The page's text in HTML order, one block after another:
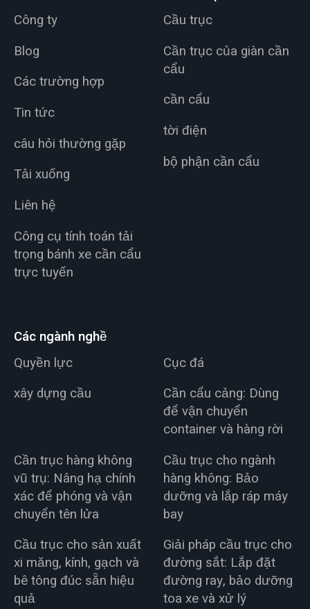
Công ty
Blog
Các trường hợp
Tin tức
câu hỏi thường gặp
Tải xuống
Liên hệ
Công cụ tính toán tải
trọng bánh xe cần cẩu
trực tuyến
Cầu trục
Cần trục của giàn cần
cẩu
cần cẩu
tời điện
bộ phận cần cẩu
Các ngành nghề
Quyền lực
Cục đá
xây dựng cầu
Cần cẩu cảng: Dùng
để vận chuyển
container và hàng rời
Cần trục hàng không
vũ trụ: Nâng hạ chính
xác để phóng và vận
chuyển tên lửa
Cầu trục cho ngành
hàng không: Bảo
dưỡng và lắp ráp máy
bay
Cầu trục cho sản xuất
xi măng, kính, gạch và
bê tông đúc sẵn hiệu
quả
Giải pháp cầu trục cho
đường sắt: Lắp đặt
đường ray, bảo dưỡng
toa xe và xử lý